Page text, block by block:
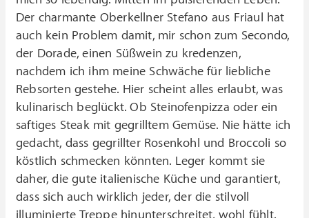
Der charmante Oberkellner Stefano aus Friaul hat
auch kein Problem damit, mir schon zum Secondo,
der Dorade, einen Süßwein zu kredenzen,
nachdem ich ihm meine Schwäche für liebliche
Rebsorten gestehe. Hier scheint alles erlaubt, was
kulinarisch beglückt. Ob Steinofenpizza oder ein
saftiges Steak mit gegrilltem Gemüse. Nie hätte ich
gedacht, dass gegrillter Rosenkohl und Broccoli so
köstlich schmecken könnten. Leger kommt sie
daher, die gute italienische Küche und garantiert,
dass sich auch wirklich jeder, der die stilvoll
illuminierte Treppe hinunterschreitet, wohl fühlt.